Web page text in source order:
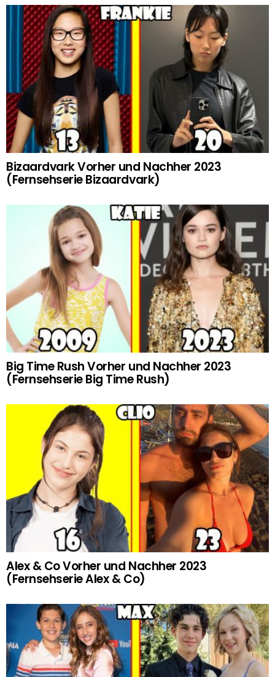
Bizaardvark Vorher und Nachher 2023
(Fernsehserie Bizaardvark)
Big Time Rush Vorher und Nachher 2023
(Fernsehserie Big Time Rush)
Alex & Co Vorher und Nachher 2023
(Fernsehserie Alex & Co)